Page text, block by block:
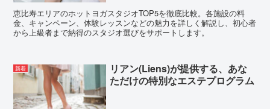
恵比寿エリアのホットヨガスタジオTOP5を徹底比較。各施設の料
金、キャンペーン、体験レッスンなどの魅力を詳しく解説し、初心者
から上級者まで納得のスタジオ選びをサポートします。
新着
リアン(Liens)が提供する、あな
ただけの特別なエステプログラム